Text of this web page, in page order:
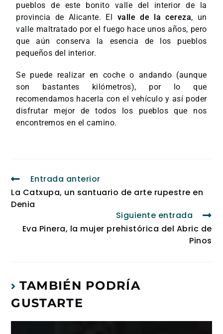
pueblos de este bonito valle del interior de la
provincia de Alicante. El valle de la cereza, un
valle maltratado por el fuego hace unos años, pero
que aún conserva la esencia de los pueblos
pequeños del interior.
Se puede realizar en coche o andando (aunque
son bastantes kilómetros), por lo que
recomendamos hacerla con el vehículo y así poder
disfrutar mejor de todos los pueblos que nos
encontremos en el camino.
Entrada anterior
La Catxupa, un santuario de arte rupestre en
Denia
Siguiente entrada
Eva Pinera, la mujer prehistórica del Abric de
Pinos
TAMBIÉN PODRÍA
GUSTARTE